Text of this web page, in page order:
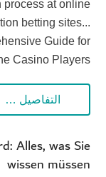
process at online
betting sites...
Guide for
Casino Players
التفاصيل …
Alles, was Sie
wissen müssen